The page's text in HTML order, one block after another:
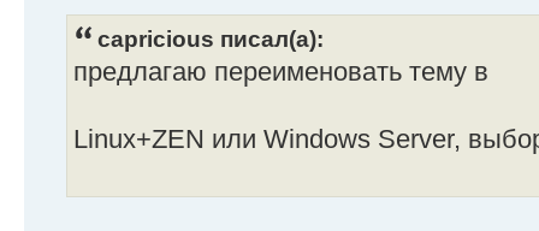
capricious писал(а):
предлагаю переименовать тему в
Linux+ZEN или Windows Server,